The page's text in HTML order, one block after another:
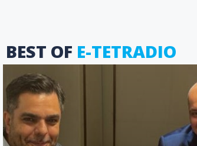
BEST OF E-TETRADIO